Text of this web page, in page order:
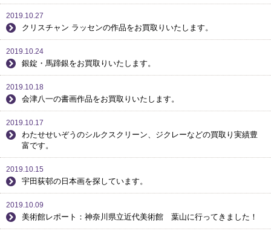
2019.10.27
クリスチャン ラッセンの作品をお買取りいたします。
2019.10.24
銀錠・馬蹄銀をお買取りいたします。
2019.10.18
会津八一の書画作品をお買取りいたします。
2019.10.17
わたせせいぞうのシルクスクリーン、ジクレーなどの買取り実績豊
富です。
2019.10.15
宇田荻邨の日本画を探しています。
2019.10.09
美術館レポート：神奈川県立近代美術館 葉山に行ってきました！